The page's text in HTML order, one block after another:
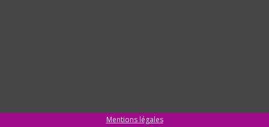
Mentions légales